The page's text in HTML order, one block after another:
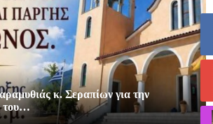
κ. Σεραπίων για την
του…